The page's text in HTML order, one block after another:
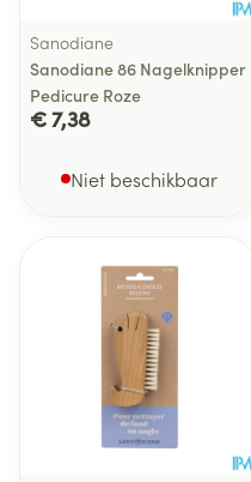
Sanodiane
Sanodiane 86 Nagelknipper
Pedicure Roze
€ 7,38
Niet beschikbaar